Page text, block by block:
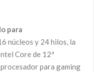
para
núcleos y 24 hilos, la
Core de 12ª
para gaming